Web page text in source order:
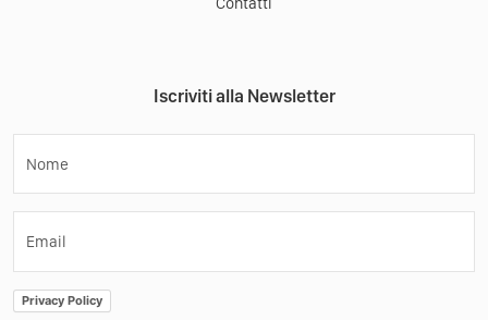
Press
Iscriviti alla Newsletter